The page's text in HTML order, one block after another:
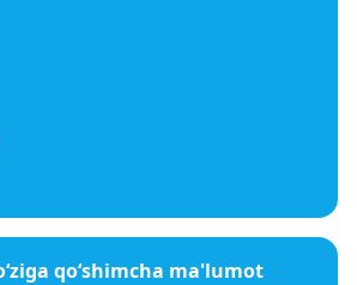
qo‘shimcha ma'lumot